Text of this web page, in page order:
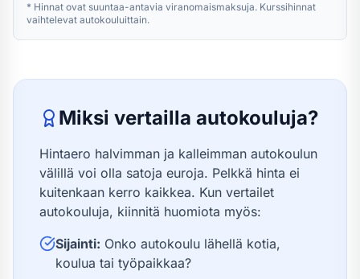
* Hinnat ovat suuntaa-antavia viranomaismaksuja. Kurssihinnat
vaihtelevat autokouluittain.
Miksi vertailla autokouluja?
Hintaero halvimman ja kalleimman autokoulun
välillä voi olla satoja euroja. Pelkkä hinta ei
kuitenkaan kerro kaikkea. Kun vertailet
autokouluja, kiinnitä huomiota myös:
Sijainti: Onko autokoulu lähellä kotia,
koulua tai työpaikkaa?